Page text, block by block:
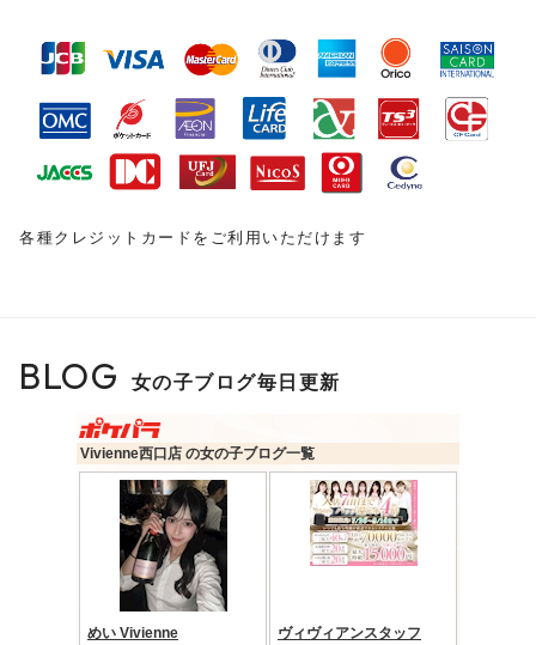
各種クレジットカードをご利用いただけます
BLOG 女の子ブログ毎日更新